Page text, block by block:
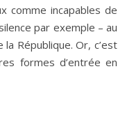
comme incapables de
par exemple – au
République. Or, c’est
formes d’entrée en